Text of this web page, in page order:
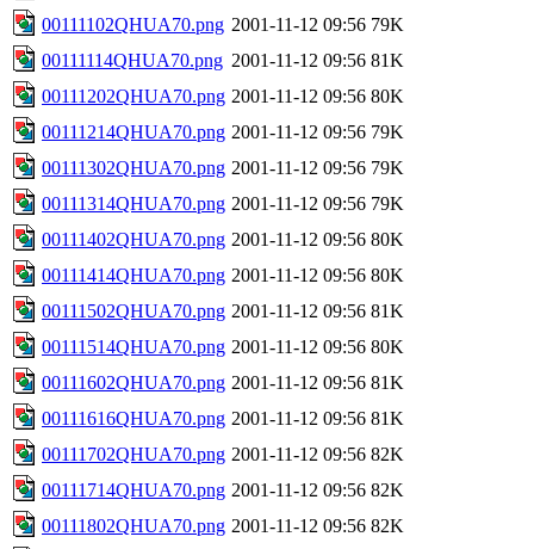
00111102QHUA70.png 2001-11-12 09:56 79K
00111114QHUA70.png 2001-11-12 09:56 81K
00111202QHUA70.png 2001-11-12 09:56 80K
00111214QHUA70.png 2001-11-12 09:56 79K
00111302QHUA70.png 2001-11-12 09:56 79K
00111314QHUA70.png 2001-11-12 09:56 79K
00111402QHUA70.png 2001-11-12 09:56 80K
00111414QHUA70.png 2001-11-12 09:56 80K
00111502QHUA70.png 2001-11-12 09:56 81K
00111514QHUA70.png 2001-11-12 09:56 80K
00111602QHUA70.png 2001-11-12 09:56 81K
00111616QHUA70.png 2001-11-12 09:56 81K
00111702QHUA70.png 2001-11-12 09:56 82K
00111714QHUA70.png 2001-11-12 09:56 82K
00111802QHUA70.png 2001-11-12 09:56 82K